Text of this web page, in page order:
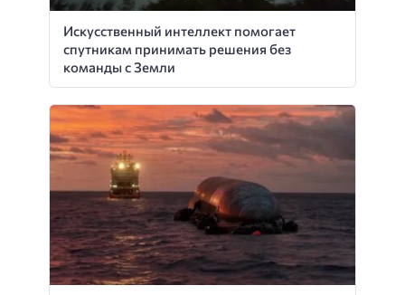
Искусственный интеллект помогает
спутникам принимать решения без
команды с Земли